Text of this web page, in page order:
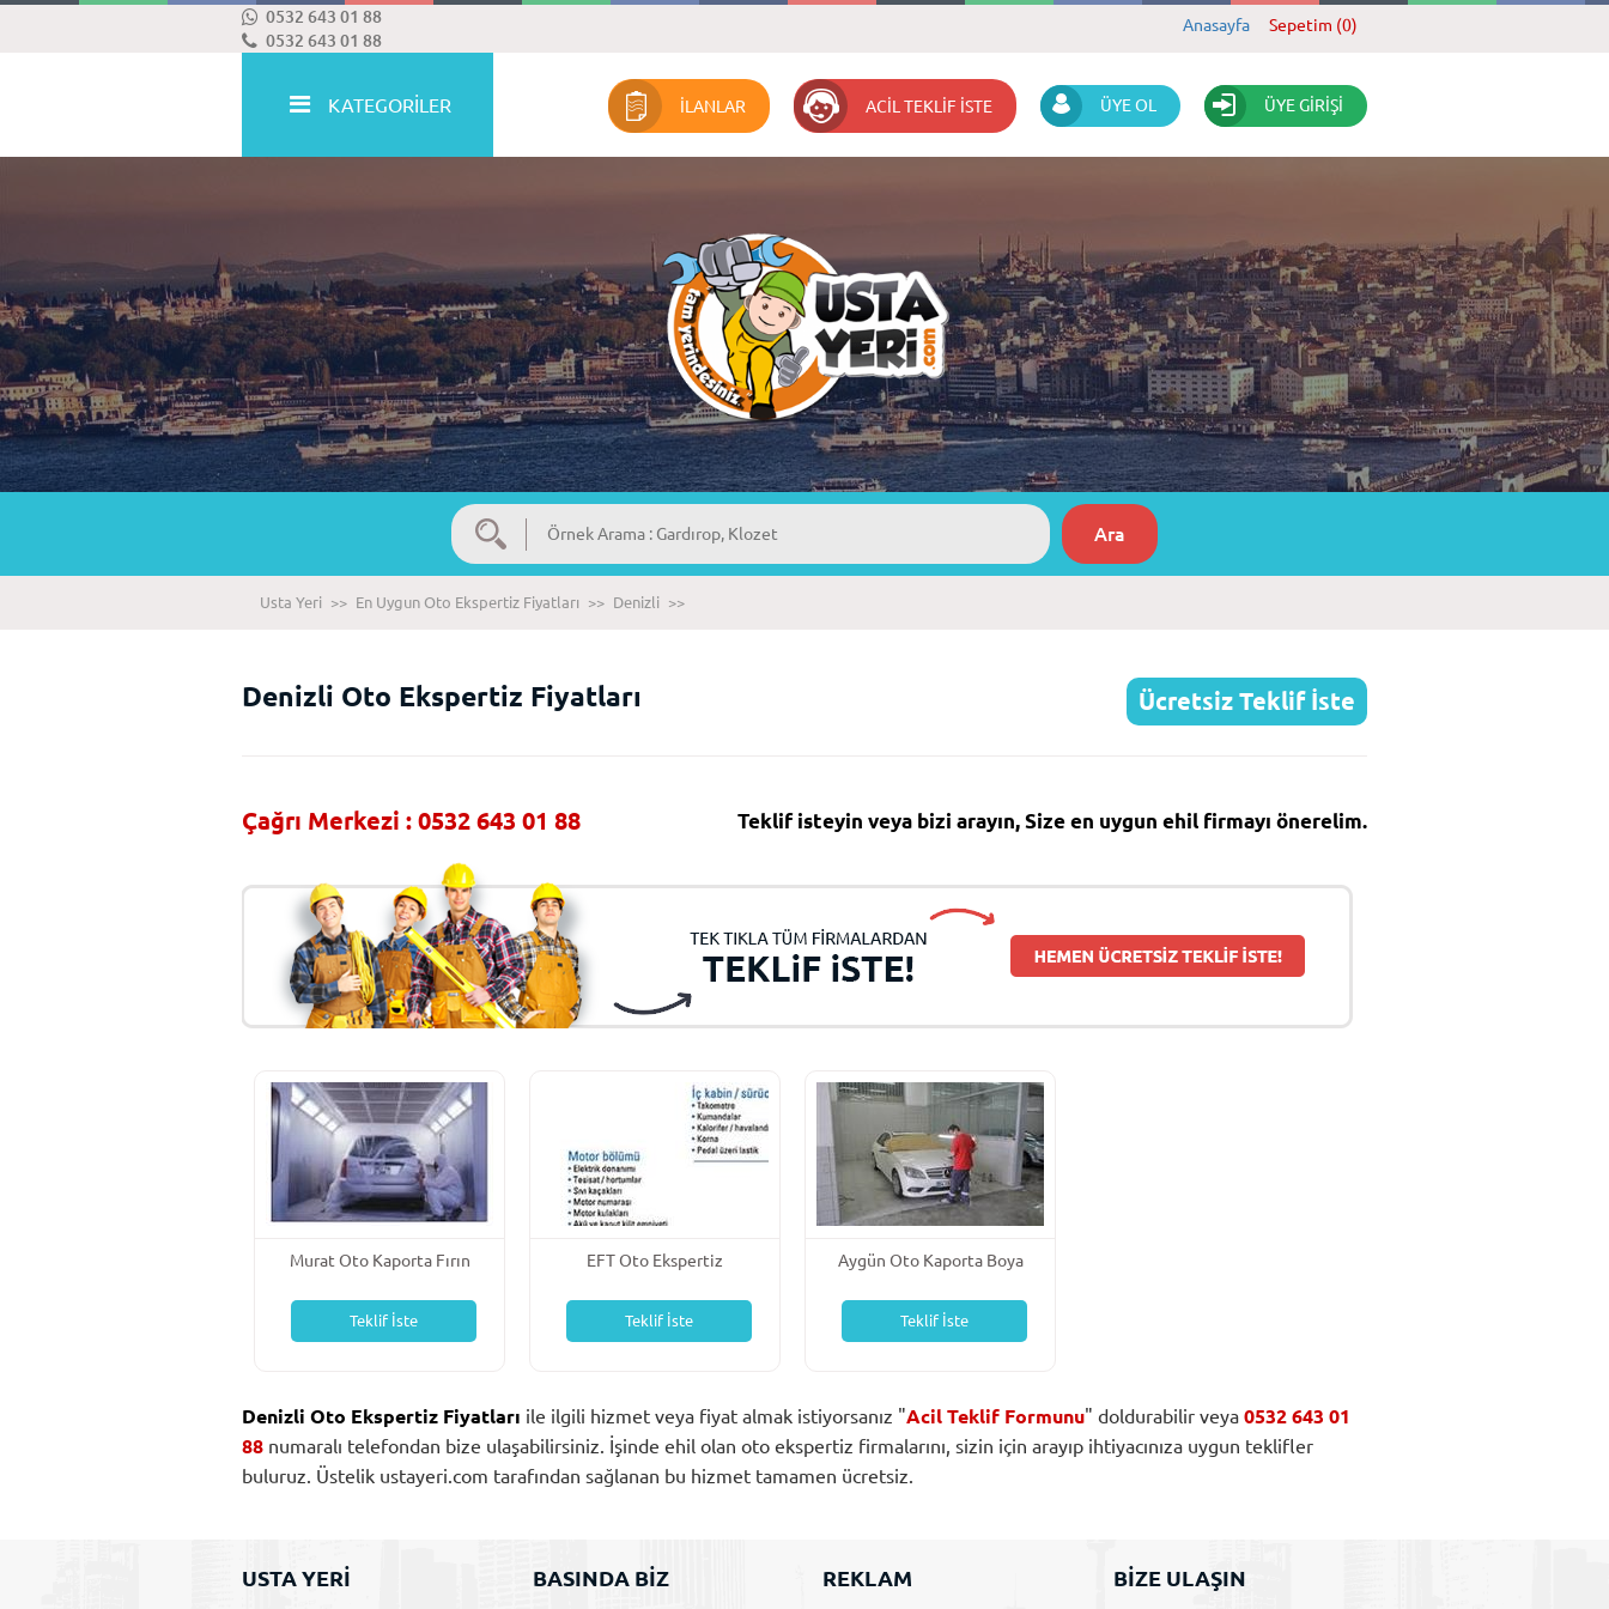
0532 643 01 88
0532 643 01 88
Anasayfa Sepetim (0)
KATEGORİLER İLANLAR ACİL TEKLİF İSTE ÜYE OL ÜYE GİRİŞİ
Usta Yeri >> En Uygun Oto Ekspertiz Fiyatları >> Denizli >>
Denizli Oto Ekspertiz Fiyatları Ücretsiz Teklif İste
Çağrı Merkezi : 0532 643 01 88 Teklif isteyin veya bizi arayın, Size en uygun ehil firmayı önerelim.
Murat Oto Kaporta Fırın
Teklif İste
EFT Oto Ekspertiz
Teklif İste
Aygün Oto Kaporta Boya
Teklif İste
Denizli Oto Ekspertiz Fiyatları ile ilgili hizmet veya fiyat almak istiyorsanız "Acil Teklif Formunu" doldurabilir veya 0532 643 01
88 numaralı telefondan bize ulaşabilirsiniz. İşinde ehil olan oto ekspertiz firmalarını, sizin için arayıp ihtiyacınıza uygun teklifler
buluruz. Üstelik ustayeri.com tarafından sağlanan bu hizmet tamamen ücretsiz.
USTA YERİ BASINDA BİZ REKLAM BİZE ULAŞIN